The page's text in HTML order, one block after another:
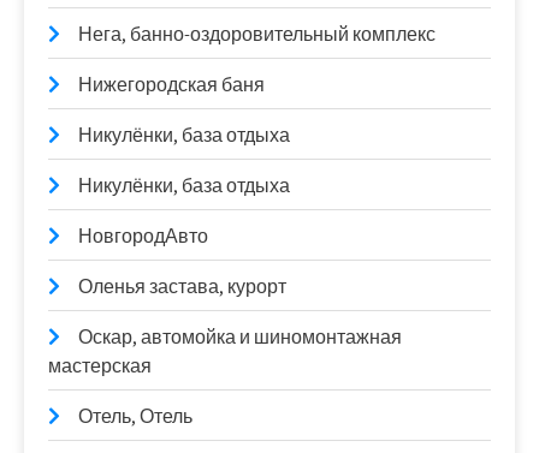
Нега, банно-оздоровительный комплекс
Нижегородская баня
Никулёнки, база отдыха
Никулёнки, база отдыха
НовгородАвто
Оленья застава, курорт
Оскар, автомойка и шиномонтажная
мастерская
Отель, Отель